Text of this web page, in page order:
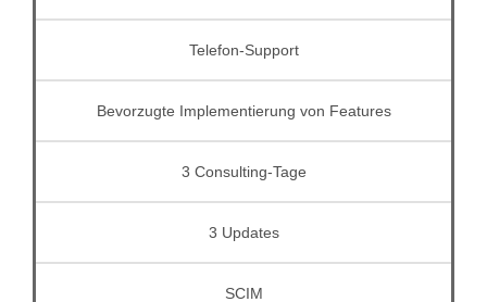
Telefon-Support
Bevorzugte Implementierung von Features
3 Consulting-Tage
3 Updates
SCIM